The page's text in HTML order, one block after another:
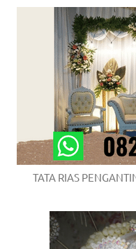
TATA RIAS